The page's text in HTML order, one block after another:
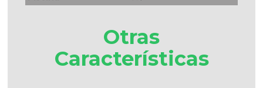
Otras
Características